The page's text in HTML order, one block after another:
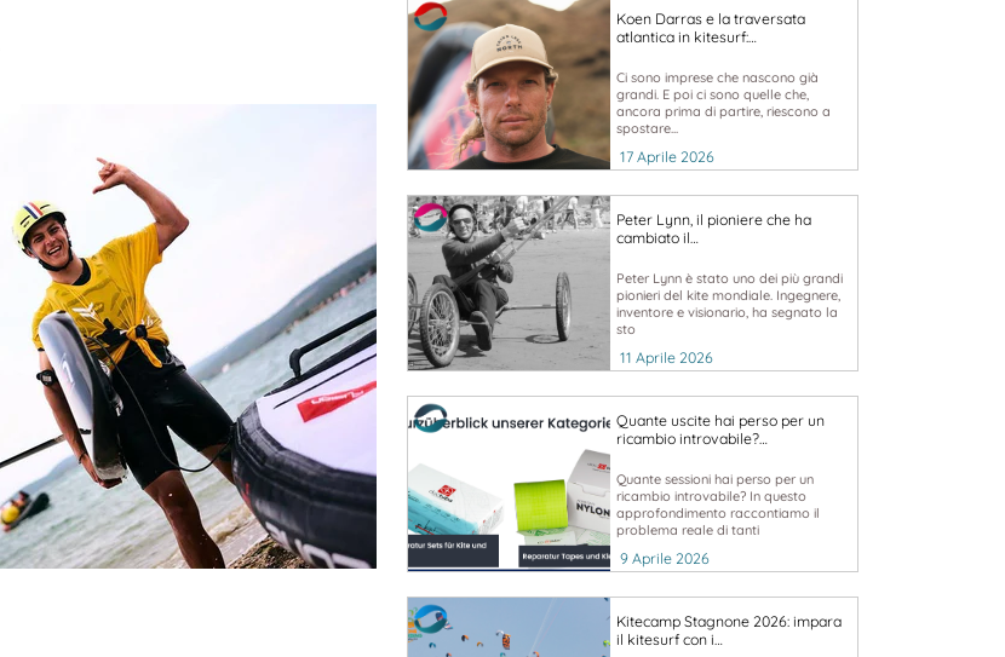
Koen Darras e la traversata
atlantica in kitesurf:…
Ci sono imprese che nascono già
grandi. E poi ci sono quelle che,
ancora prima di partire, riescono a
spostare...
17 Aprile 2026
Peter Lynn, il pioniere che ha
cambiato il…
Peter Lynn è stato uno dei più grandi
pionieri del kite mondiale. Ingegnere,
inventore e visionario, ha segnato la
sto
11 Aprile 2026
Quante uscite hai perso per un
ricambio introvabile?…
Quante sessioni hai perso per un
ricambio introvabile? In questo
approfondimento raccontiamo il
problema reale di tanti
9 Aprile 2026
Kitecamp Stagnone 2026: impara
il kitesurf con i…